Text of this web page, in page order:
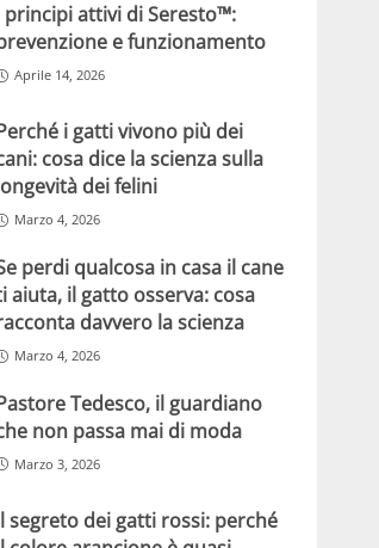
principi attivi di Seresto™:
e funzionamento
Aprile 14, 2026
i gatti vivono più dei
cosa dice la scienza sulla
dei felini
Marzo 4, 2026
perdi qualcosa in casa il cane
aiuta, il gatto osserva: cosa
davvero la scienza
Marzo 4, 2026
Tedesco, il guardiano
non passa mai di moda
Marzo 3, 2026
segreto dei gatti rossi: perché